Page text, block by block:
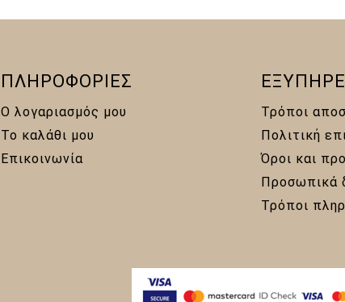
ΠΛΗΡΟΦΟΡΙΕΣ
Ο λογαριασμός μου
Το καλάθι μου
Επικοινωνία
Τρόποι
Πολιτική
Όροι και
Προσωπικά
Τρόποι